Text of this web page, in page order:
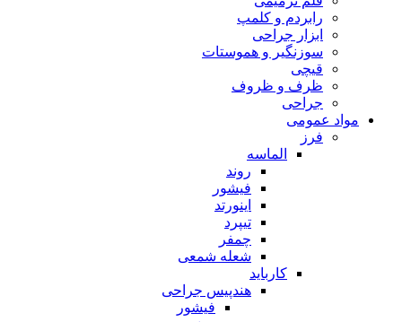
رابردم و کلمپ
ابزار جراحی
سوزنگیر و هموستات
قیچی
ظرف و ظروف
جراحی
مواد عمومی
فرز
الماسه
روند
فیشور
اینورتد
تیپرد
چمفر
شعله شمعی
کارباید
هندپیس جراحی
فیشور